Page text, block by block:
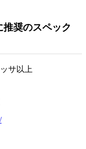
奨のスペック
サ以上